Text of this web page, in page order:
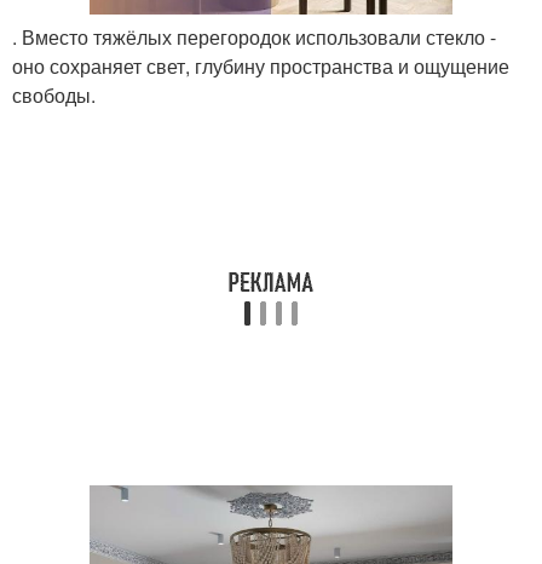
. Вместо тяжёлых перегородок использовали стекло -
оно сохраняет свет, глубину пространства и ощущение
свободы.